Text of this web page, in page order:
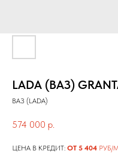
LADA (ВАЗ)
ВАЗ (LADA)
574 000 р.
ЦЕНА В КРЕДИТ: ОТ 5 404 РУБ/